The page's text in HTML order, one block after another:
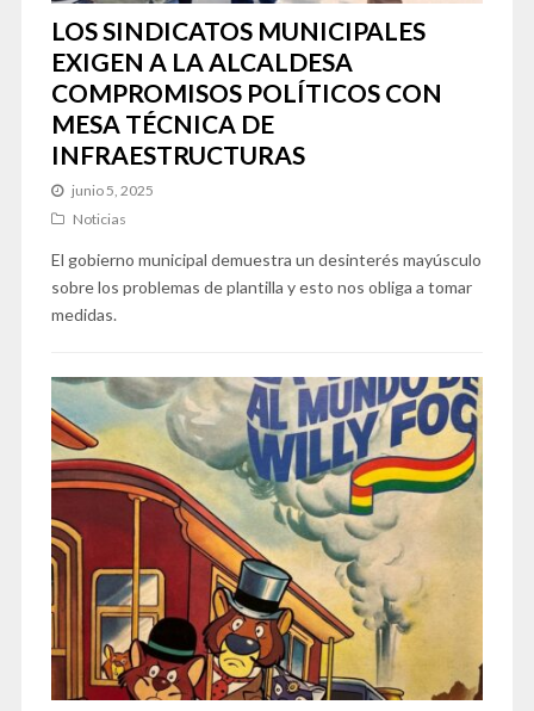
LOS SINDICATOS MUNICIPALES
EXIGEN A LA ALCALDESA
COMPROMISOS POLÍTICOS CON
MESA TÉCNICA DE
INFRAESTRUCTURAS
junio 5, 2025
Noticias
El gobierno municipal demuestra un desinterés mayúsculo
sobre los problemas de plantilla y esto nos obliga a tomar
medidas.